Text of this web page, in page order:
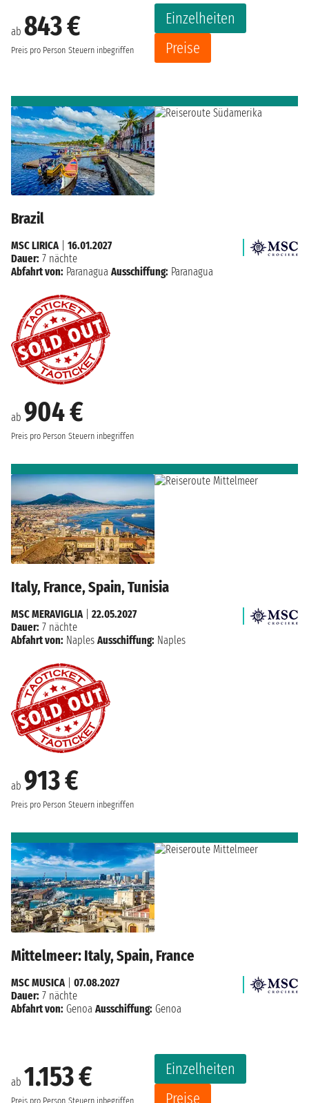
ab 843 €
Preis pro Person Steuern inbegriffen
Einzelheiten
Preise
Brazil
ab 904 €
Preis pro Person Steuern inbegriffen
MSC LIRICA| 16.01.2027
Dauer: 7 nächte
Abfahrt von: Paranagua Ausschiffung: Paranagua
Italy, France, Spain, Tunisia
ab 913 €
Preis pro Person Steuern inbegriffen
MSC MERAVIGLIA| 22.05.2027
Dauer: 7 nächte
Abfahrt von: Naples Ausschiffung: Naples
Mittelmeer: Italy, Spain, France
ab 1.153 €
Einzelheiten
Preise
MSC MUSICA
07.08.2027
Dauer: 7 nächte
Abfahrt von: Genoa Ausschiffung: Genoa